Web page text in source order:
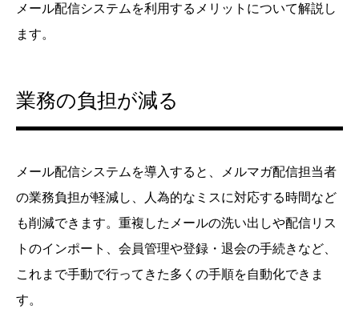
メール配信システムを利用するメリットについて解説し
ます。
業務の負担が減る
メール配信システムを導入すると、メルマガ配信担当者
の業務負担が軽減し、人為的なミスに対応する時間など
も削減できます。重複したメールの洗い出しや配信リス
トのインポート、会員管理や登録・退会の手続きなど、
これまで手動で行ってきた多くの手順を自動化できま
す。